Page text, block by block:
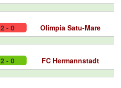
2 - 0 Olimpia Satu-Mare
2 - 0 FC Hermannstadt